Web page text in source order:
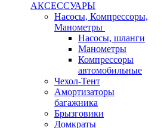
АКСЕССУАРЫ
Насосы, Компрессоры,
Манометры
Насосы, шланги
Манометры
Компрессоры
автомобильные
Чехол-Тент
Амортизаторы
багажника
Брызговики
Домкраты